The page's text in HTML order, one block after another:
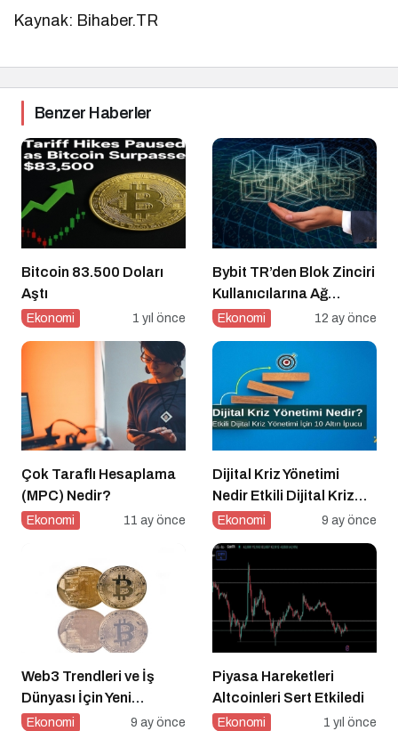
Kaynak: Bihaber.TR
Benzer Haberler
Bitcoin 83.500 Doları
Aştı
Ekonomi 1 yıl önce
Bybit TR’den Blok Zinciri
Kullanıcılarına Ağ
Tıkanıklığı Rehberi!
Ekonomi 12 ay önce
Çok Taraflı Hesaplama
(MPC) Nedir?
Ekonomi 11 ay önce
Dijital Kriz Yönetimi
Nedir Etkili Dijital Kriz
Yönetimi için 10 Altın
Ekonomi 9 ay önce
Web3 Trendleri ve İş
Dünyası İçin Yeni
Fırsatlar
Ekonomi 9 ay önce
Piyasa Hareketleri
Altcoinleri Sert Etkiledi
Ekonomi 1 yıl önce